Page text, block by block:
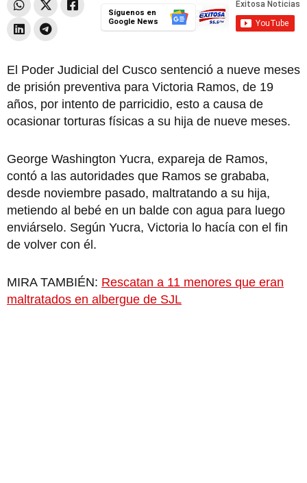
Síguenos en
Google News
El Poder Judicial del Cusco sentenció a nueve meses
de prisión preventiva para Victoria Ramos, de 19
años, por intento de parricidio, esto a causa de
ocasionar torturas físicas a su hija de nueve meses.
George Washington Yucra, expareja de Ramos,
contó a las autoridades que Ramos se grababa,
desde noviembre pasado, maltratando a su hija,
metiendo al bebé en un balde con agua para luego
enviárselo. Según Yucra, Victoria lo hacía con el fin
de volver con él.
MIRA TAMBIÉN: Rescatan a 11 menores que eran
maltratados en albergue de SJL